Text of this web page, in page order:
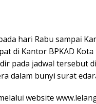
hari Rabu sampai
di Kantor BPKAD
pada jadwal tersebut
dalam bunyi surat
website